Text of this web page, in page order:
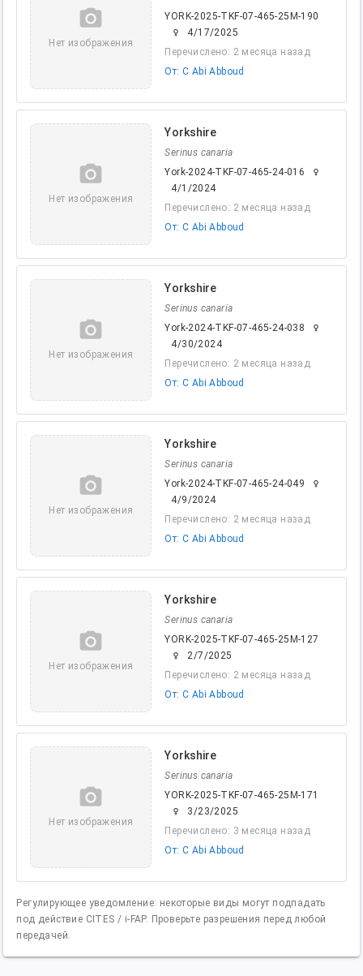
camera_alt
Нет изображения
YORK-2025-TKF-07-465-25M-190
female
4/17/2025
Перечислено: 2 месяца назад
От: C Abi Abboud
camera_alt
Нет изображения
Yorkshire
Serinus canaria
York-2024-TKF-07-465-24-016
female
4/1/2024
Перечислено: 2 месяца назад
От: C Abi Abboud
camera_alt
Нет изображения
Yorkshire
Serinus canaria
York-2024-TKF-07-465-24-038
female
4/30/2024
Перечислено: 2 месяца назад
От: C Abi Abboud
camera_alt
Нет изображения
Yorkshire
Serinus canaria
York-2024-TKF-07-465-24-049
female
4/9/2024
Перечислено: 2 месяца назад
От: C Abi Abboud
camera_alt
Нет изображения
Yorkshire
Serinus canaria
YORK-2025-TKF-07-465-25M-127
female
2/7/2025
Перечислено: 2 месяца назад
От: C Abi Abboud
camera_alt
Нет изображения
Yorkshire
Serinus canaria
YORK-2025-TKF-07-465-25M-171
female
3/23/2025
Перечислено: 3 месяца назад
От: C Abi Abboud
Регулирующее уведомление: некоторые виды могут подпадать
под действие CITES / i-FAP. Проверьте разрешения перед любой
передачей.